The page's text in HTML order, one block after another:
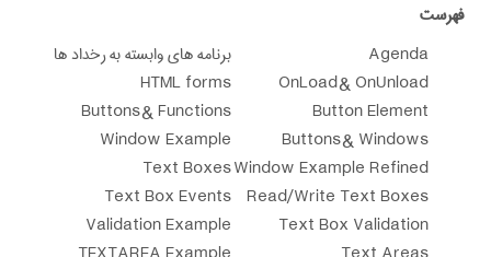
‌فهرست
Agenda
برنامه های وابسته به رخداد ها
OnLoad & OnUnload
HTML forms
Button Element
Buttons & Functions
Buttons & Windows
Window Example
Window Example Refined
Text Boxes
Read/Write Text Boxes
Text Box Events
Text Box Validation
Validation Example